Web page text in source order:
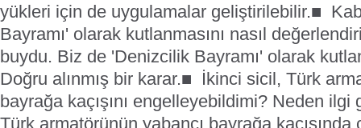
yükleri için de uygulamalar geliştirilebilir.■
Bayramı' olarak kutlanmasını nasıl
buydu. Biz de 'Denizcilik Bayramı' olarak
Doğru alınmış bir karar.■ İkinci sicil, Türk
bayrağa kaçışını engelleyebildimi? Neden ilgi
Türk armatörünün yabancı bayrağa